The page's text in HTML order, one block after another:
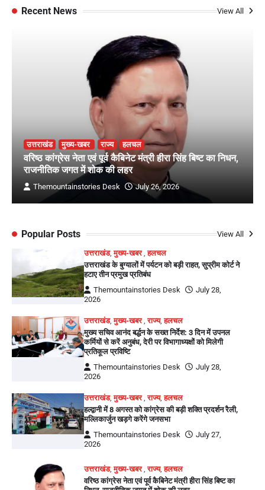
Recent News View All
उत्तराखंड मुख्य-खबर राज्य हलचल
वरिष्ठ कांग्रेस नेता एवं पूर्व कैबिनेट मंत्री हीरा सिंह बिष्ट का निधन,
राजनीतिक जगत में शोक की लहर
Themountainstories Desk July 26, 2026
Popular Posts View All
उत्तराखंड,मुख्य-खबर,हलचल
उत्तराखंड के बुग्यालों में पर्यटन को बड़ी राहत, सुप्रीम कोर्ट ने
हटाए तीन प्रमुख प्रतिबंध
Themountainstories Desk
July 28,
2026
उत्तराखंड,मुख्य-खबर,राज्य,हलचल
मुख्य सचिव आनंद बर्द्धन के सख्त निर्देश: 3 दिन में उपनल
कर्मियों से करें अनुबंध, देरी पर विभागाध्यक्षों को मिलेगी
प्रतिकूल प्रविष्टि
Themountainstories Desk
July 28,
2026
उत्तराखंड,मुख्य-खबर,राज्य,हलचल
हल्द्वानी में 8 अगस्त को कांग्रेस की बड़ी शक्ति प्रदर्शन रैली,
मल्लिकार्जुन खड़गे करेंगे जनसभा
Themountainstories Desk
July 27,
2026
उत्तराखंड,मुख्य-खबर,राज्य,हलचल
वरिष्ठ कांग्रेस नेता एवं पूर्व कैबिनेट मंत्री हीरा सिंह बिष्ट का